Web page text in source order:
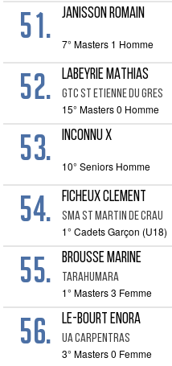
51. JANISSON ROMAIN
7° Masters 1 Homme
52. LABEYRIE MATHIAS
GTC ST ETIENNE DU GRES
15° Masters 0 Homme
53. INCONNU X
10° Seniors Homme
54. FICHEUX CLEMENT
SMA ST MARTIN DE CRAU
1° Cadets Garçon (U18)
55. BROUSSE MARINE
TARAHUMARA
1° Masters 3 Femme
56. LE-BOURT ENORA
UA CARPENTRAS
3° Masters 0 Femme